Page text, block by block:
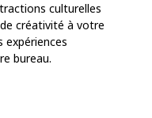
culturelles
créativité à votre
bureau.